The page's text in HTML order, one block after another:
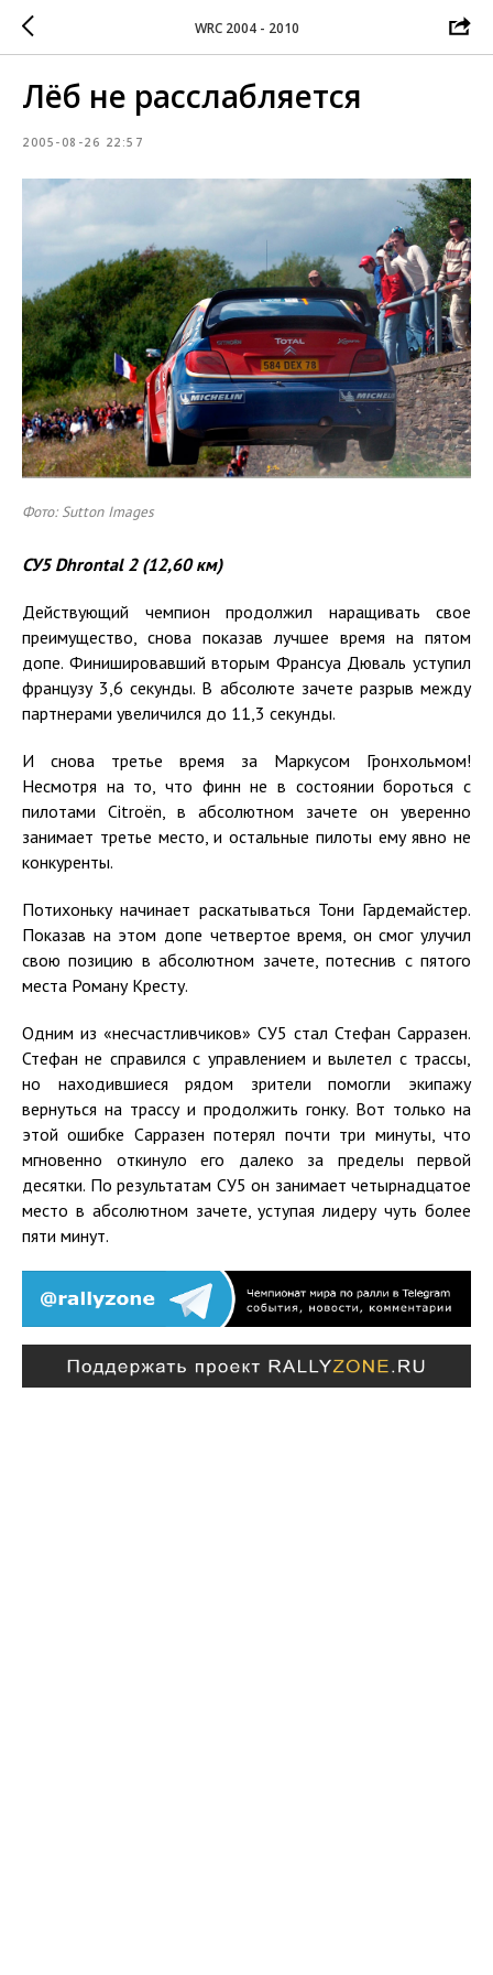
WRC 2004 - 2010
Лёб не расслабляется
2005-08-26 22:57
Фото: Sutton Images
СУ5 Dhrontal 2 (12,60 км)
Действующий чемпион продолжил наращивать свое
преимущество, снова показав лучшее время на пятом
допе. Финишировавший вторым Франсуа Дюваль уступил
французу 3,6 секунды. В абсолюте зачете разрыв между
партнерами увеличился до 11,3 секунды.
И снова третье время за Маркусом Гронхольмом!
Несмотря на то, что финн не в состоянии бороться с
пилотами Citroën, в абсолютном зачете он уверенно
занимает третье место, и остальные пилоты ему явно не
конкуренты.
Потихоньку начинает раскатываться Тони Гардемайстер.
Показав на этом допе четвертое время, он смог улучил
свою позицию в абсолютном зачете, потеснив с пятого
места Роману Кресту.
Одним из «несчастливчиков» СУ5 стал Стефан Сарразен.
Стефан не справился с управлением и вылетел с трассы,
но находившиеся рядом зрители помогли экипажу
вернуться на трассу и продолжить гонку. Вот только на
этой ошибке Сарразен потерял почти три минуты, что
мгновенно откинуло его далеко за пределы первой
десятки. По результатам СУ5 он занимает четырнадцатое
место в абсолютном зачете, уступая лидеру чуть более
пяти минут.